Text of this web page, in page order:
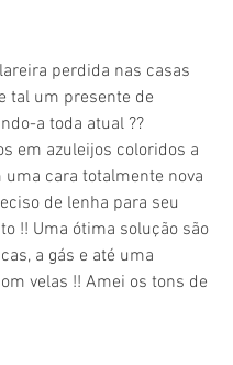
perdida nas casas
tal um presente de
a toda atual ??
em azuleijos coloridos a
uma cara totalmente nova
de lenha para seu
!! Uma ótima solução são
a gás e até uma
velas !! Amei os tons de